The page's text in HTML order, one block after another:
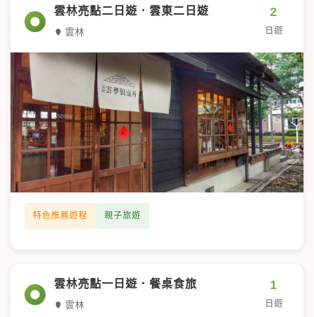
雲林亮點二日遊．雲東二日遊
雲林
2
日遊
特色推薦遊程 親子旅遊
雲林亮點一日遊．餐桌食旅
雲林
1
日遊